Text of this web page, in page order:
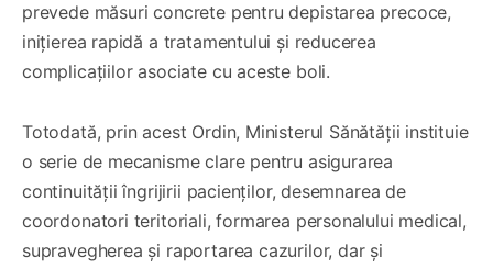
prevede măsuri concrete pentru depistarea precoce,
inițierea rapidă a tratamentului și reducerea
complicațiilor asociate cu aceste boli.
Totodată, prin acest Ordin, Ministerul Sănătății instituie
o serie de mecanisme clare pentru asigurarea
continuității îngrijirii pacienților, desemnarea de
coordonatori teritoriali, formarea personalului medical,
supravegherea și raportarea cazurilor, dar și